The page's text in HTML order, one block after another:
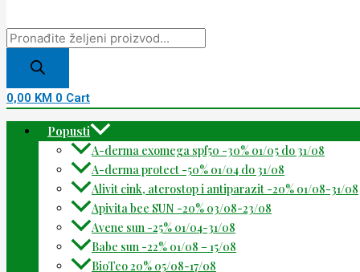
0,00 KM 0 Cart
Popusti
A-derma exomega spf50 -30% 01/05 do 31/08
A-derma protect -50% 01/04 do 31/08
Alivit cink, aterostop i antiparazit -20% 01/08-31/08
Apivita bee SUN -20% 03/08-23/08
Avene sun -25% 01/04-31/08
Babe sun -22% 01/08 – 15/08
BioTeo 20% 05/08-17/08